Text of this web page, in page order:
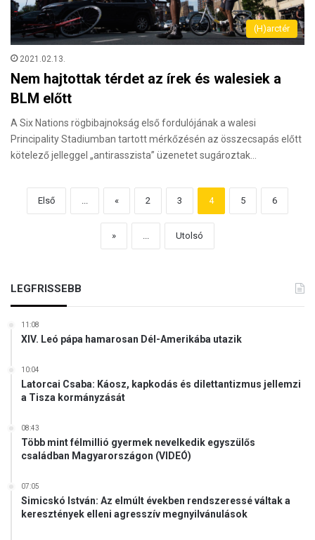
(H)arctér
2021.02.13.
Nem hajtottak térdet az írek és walesiek a
BLM előtt
A Six Nations rögbibajnokság első fordulójának a walesi
Principality Stadiumban tartott mérkőzésén az összecsapás előtt
kötelező jelleggel „antirasszista” üzenetet sugároztak…
Első ... « 2 3 4 5 6
» ... Utolsó
LEGFRISSEBB
11:08
XIV. Leó pápa hamarosan Dél-Amerikába utazik
10:04
Latorcai Csaba: Káosz, kapkodás és dilettantizmus jellemzi
a Tisza kormányzását
08:43
Több mint félmillió gyermek nevelkedik egyszülős
családban Magyarországon (VIDEÓ)
07:05
Simicskó István: Az elmúlt években rendszeressé váltak a
keresztények elleni agresszív megnyilvánulások